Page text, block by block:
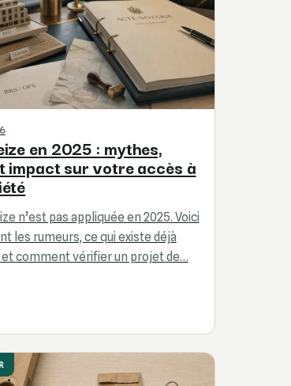
en 2025 : mythes,
impact sur votre accès à
n’est pas appliquée en 2025. Voici
les rumeurs, ce qui existe déjà
et comment vérifier un projet de…